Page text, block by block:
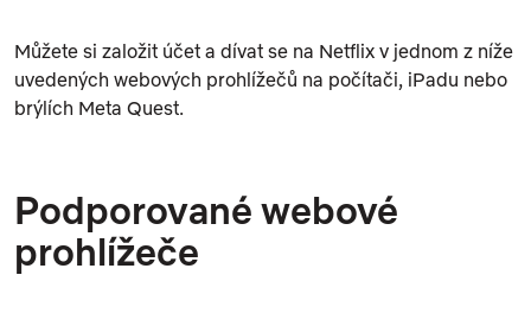
Můžete si založit účet a dívat se na Netflix v jednom z níže
uvedených webových prohlížečů na počítači, iPadu nebo
brýlích Meta Quest.
Podporované webové
prohlížeče